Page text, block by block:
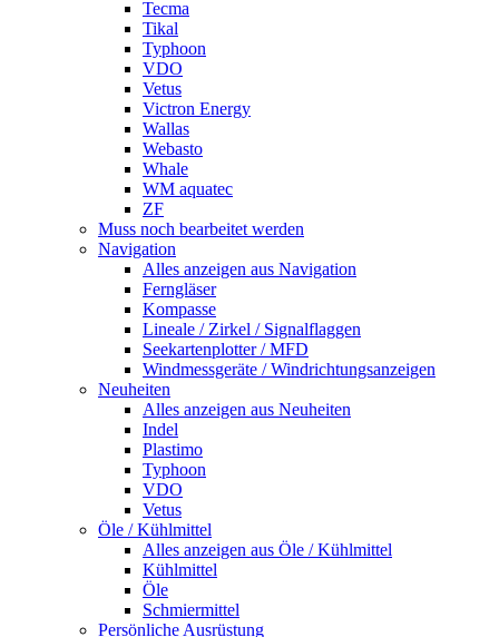
Tecma
Tikal
Typhoon
VDO
Vetus
Victron Energy
Wallas
Webasto
Whale
WM aquatec
ZF
Muss noch bearbeitet werden
Navigation
Alles anzeigen aus Navigation
Ferngläser
Kompasse
Lineale / Zirkel / Signalflaggen
Seekartenplotter / MFD
Windmessgeräte / Windrichtungsanzeigen
Neuheiten
Alles anzeigen aus Neuheiten
Indel
Plastimo
Typhoon
VDO
Vetus
Öle / Kühlmittel
Alles anzeigen aus Öle / Kühlmittel
Kühlmittel
Öle
Schmiermittel
Persönliche Ausrüstung